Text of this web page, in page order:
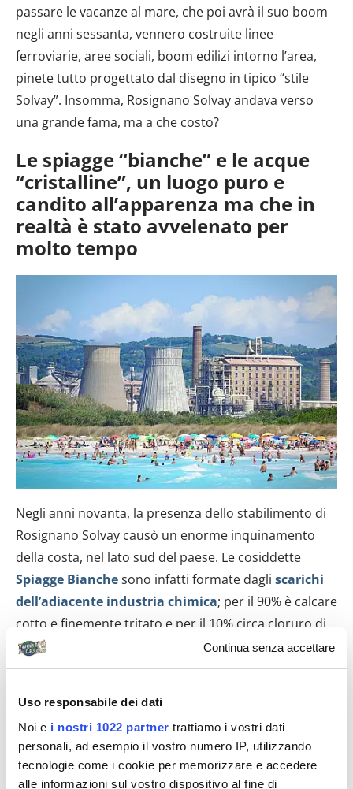
Continua senza accettare
Uso responsabile dei dati
Noi e i nostri 1022 partner trattiamo i vostri dati
personali, ad esempio il vostro numero IP, utilizzando
tecnologie come i cookie per memorizzare e accedere
alle informazioni sul vostro dispositivo al fine di
passare le vacanze al mare, che poi avrà il suo boom
negli anni sessanta, vennero costruite linee
ferroviarie, aree sociali, boom edilizi intorno l’area,
pinete tutto progettato dal disegno in tipico “stile
Solvay”. Insomma, Rosignano Solvay andava verso
una grande fama, ma a che costo?
Le spiagge “bianche” e le acque
“cristalline”, un luogo puro e
candito all’apparenza ma che in
realtà è stato avvelenato per
molto tempo
Negli anni novanta, la presenza dello stabilimento di
Rosignano Solvay causò un enorme inquinamento
della costa, nel lato sud del paese. Le cosiddette
Spiagge Bianchesono infatti formate dagli scarichi
dell’adiacente industria chimica; per il 90% è calcare
cotto e finemente tritato e per il 10% circa cloruro di
calcio. Delle spiagge che sembrano una cartolina,
quasi come fossimo nelle isole dellaPolinesia
tutt’altro che un’oasi paradisiaca. L’accesso alla
spiaggia è dato da una piccola collina, che fino al 1983
fungeva dadiscarica di scartidi produzione e di
rifiuti domestici. A causa degli scarichi della Solvay,